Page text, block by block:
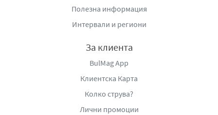
EveryDay Fresh Normal Ultra Plus се отличават с тънък и
под дрехите. Те прилягат добре към бельото и следват
стабилност и комфорт без усещане за ограничение.
Това ги прави подходящи както за работа и пътуване,
така и за активното ежедневие.
Горният слой е мек и деликатен към кожата, създаден
с мисъл за продължително носене и минимизиране на
Полезна информация
Интервали и региони
За клиента
BulMag App
Клиентска Карта
Колко струва?
Лични промоции